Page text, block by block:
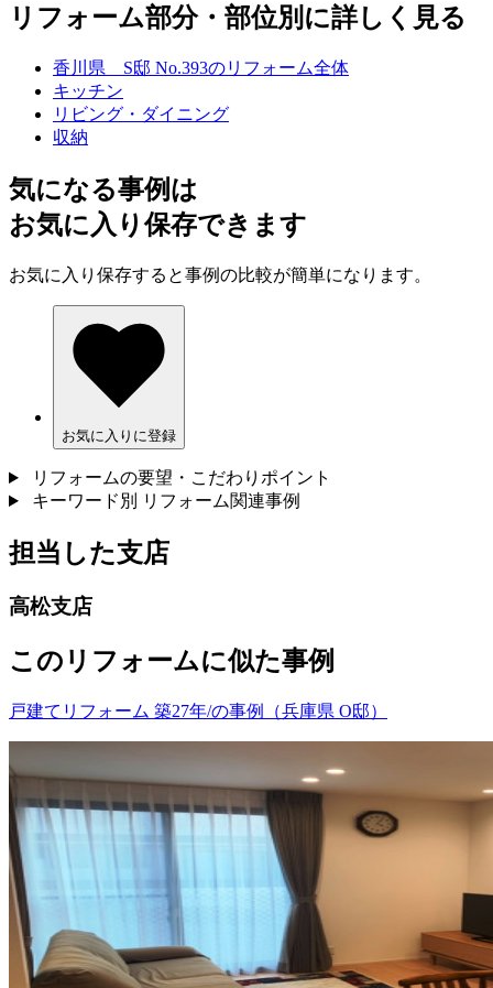
リフォーム部分・部位別に詳しく見る
香川県 S邸 No.393のリフォーム全体
キッチン
リビング・ダイニング
収納
気になる事例は
お気に入り保存できます
お気に入り保存すると事例の比較が簡単になります。
お気に入りに登録
リフォームの要望・こだわりポイント
キーワード別 リフォーム関連事例
担当した支店
高松支店
このリフォームに似た事例
戸建てリフォーム 築27年/の事例（兵庫県 O邸）